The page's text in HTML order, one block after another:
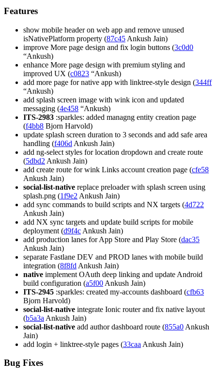
Features
show mobile header on web app and remove unused
isNativePlatform property (87c45 Ankush Jain)
improve More page design and fix login buttons (3c0d0
“Ankush)
enhance More page design with premium styling and
improved UX (c0823 “Ankush)
add more page for native app with linktree-style design (344ff
“Ankush)
add splash screen image with wink icon and updated
messaging (4e458 “Ankush)
ITS-2983 :sparkles: added managng entity creation page
(f4bb8 Bjorn Harvold)
update splash screen duration to 3 seconds and add safe area
handling (f406d Ankush Jain)
add ng-select styles for location dropdown and create route
(5dbd2 Ankush Jain)
add create route for wink Links account creation page (cfe58
Ankush Jain)
social-list-native replace preloader with splash screen using
splash.png (1f9e2 Ankush Jain)
add sync commands to build scripts and NX targets (4d722
Ankush Jain)
add NX sync targets and update build scripts for mobile
deployment (d9f4c Ankush Jain)
add production lanes for App Store and Play Store (dac35
Ankush Jain)
separate Fastlane DEV and PROD lanes with mobile build
integration (8f8fd Ankush Jain)
native implement OAuth deep linking and update Android
build configuration (a5f00 Ankush Jain)
ITS-2945 :sparkles: created my-accounts dashboard (cfb63
Bjorn Harvold)
social-list-native integrate Ionic router and fix native layout
(b5a3a Ankush Jain)
social-list-native add author dashboard route (855a0 Ankush
Jain)
add login + linktree-style pages (33caa Ankush Jain)
Bug Fixes